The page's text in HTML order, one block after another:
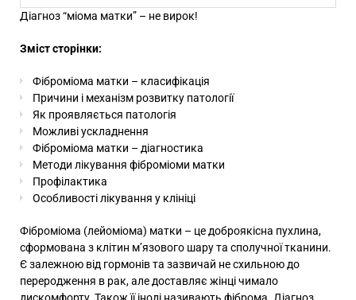
Діагноз “міома матки” – не вирок!
Зміст сторінки:
Фіброміома матки – класифікація
Причини і механізм розвитку патології
Як проявляється патологія
Можливі ускладнення
Фіброміома матки – діагностика
Методи лікування фіброміоми матки
Профілактика
Особливості лікування у клініці
Фіброміома (лейоміома) матки – це доброякісна пухлина,
сформована з клітин м’язового шару та сполучної тканини.
Є залежною від гормонів та зазвичай не схильною до
переродження в рак, але доставляє жінці чимало